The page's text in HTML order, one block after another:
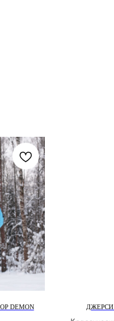
DEMON
ДЖЕРСИ